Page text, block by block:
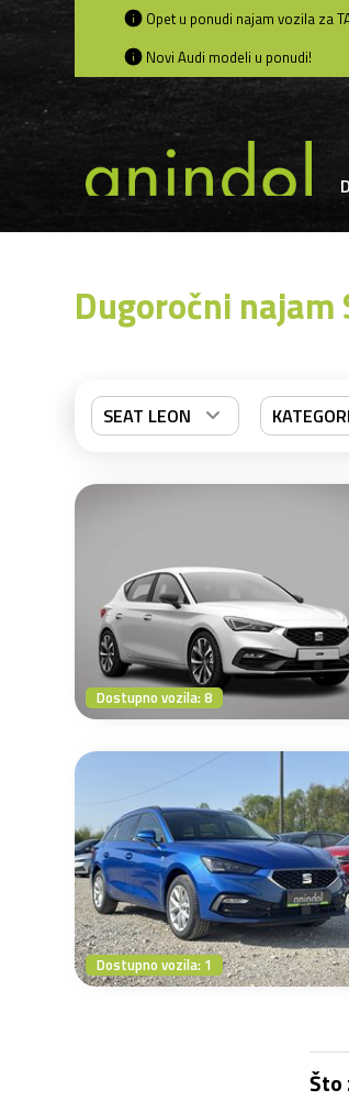
Opet u ponudi najam vozila za
Novi Audi modeli u ponudi!
Dugoročni najam
SEAT LEON
Dostupno vozila: 8
Dostupno vozila: 1
Što